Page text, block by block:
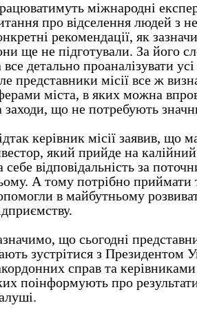
міжнародні
про відселення людей з
рекомендації, як
ще не підготували. За його
все детально проаналізувати
представники місії все ж
міста, в яких можна
заходи, що не потребують
керівник місії заявив, що
який прийде на
себе відповідальність за
А тому потрібно приймати
в майбутньому
що сьогодні
зустрітися з Президентом
справ та
поінформують про